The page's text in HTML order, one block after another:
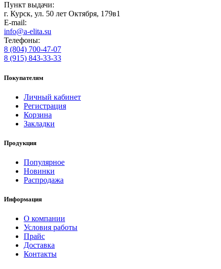
Пункт выдачи:
г. Курск, ул. 50 лет Октября, 179в1
E-mail:
info@a-elita.su
Телефоны:
8 (804) 700-47-07
8 (915) 843-33-33
Покупателям
Личный кабинет
Регистрация
Корзина
Закладки
Продукция
Популярное
Новинки
Распродажа
Информация
О компании
Условия работы
Прайс
Доставка
Контакты